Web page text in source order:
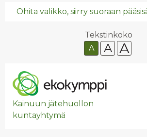
Ohita valikko, siirry suoraan
Tekstinkoko
A
A A
Kainuun jätehuollon
kuntayhtymä